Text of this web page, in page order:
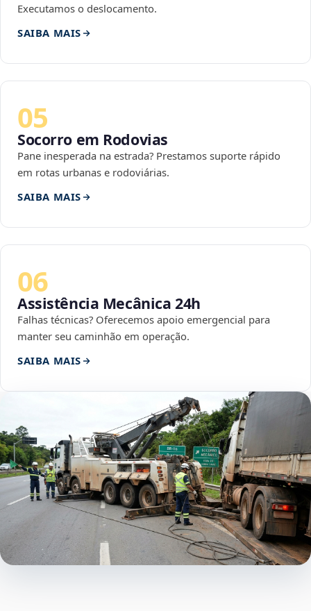
Executamos o deslocamento.
SAIBA MAIS
05
Socorro em Rodovias
Pane inesperada na estrada? Prestamos suporte rápido
em rotas urbanas e rodoviárias.
SAIBA MAIS
06
Assistência Mecânica 24h
Falhas técnicas? Oferecemos apoio emergencial para
manter seu caminhão em operação.
SAIBA MAIS